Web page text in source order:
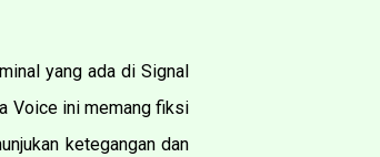
yang ada di Signal
Voice ini memang fiksi
ketegangan dan